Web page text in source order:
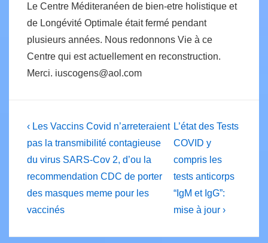
Le Centre Méditeranéen de bien-etre holistique et
de Longévité Optimale était fermé pendant
plusieurs années. Nous redonnons Vie à ce
Centre qui est actuellement en reconstruction.
Merci. iuscogens@aol.com
Post
navigation
Previous
Post
is
‹ Les Vaccins Covid n’arreteraient
pas la transmibilité contagieuse
du virus SARS-Cov 2, d’ou la
recommendation CDC de porter
des masques meme pour les
vaccinés
Next
Post
is
L’état des Tests
COVID y
compris les
tests anticorps
“IgM et IgG”:
mise à jour ›